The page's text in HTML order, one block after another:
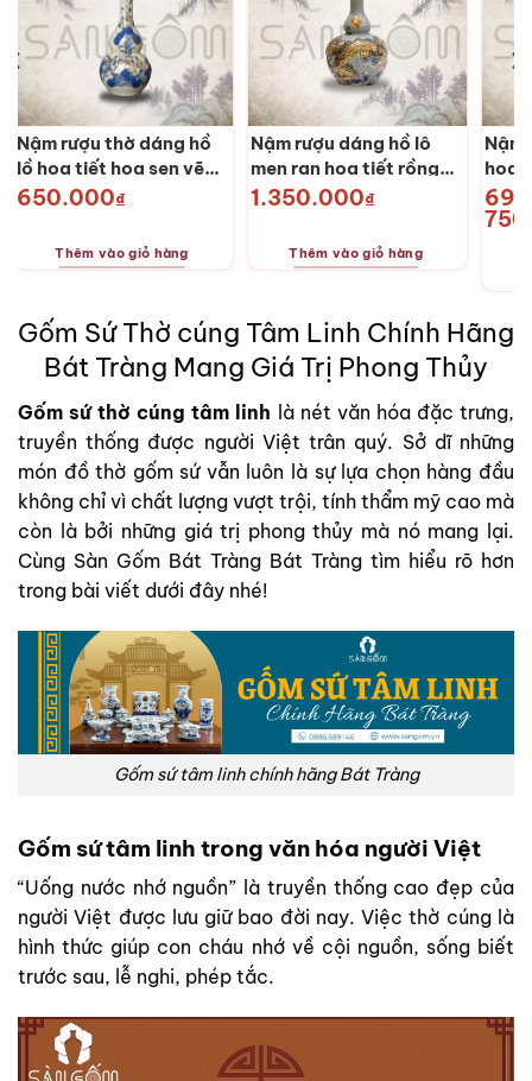
được
chọn
trên
trang
sản
phẩm
được
chọn
trên
trang
sản
phẩm
chọn
trên
trang
sản
phẩm
Nậm rượu thờ dáng hồ
lồ họa tiết hoa sen vẽ
vàng SG-NRT05
650.000₫
Thêm vào giỏ hàng
Nậm rượu dáng hồ lô
men rạn họa tiết rồng
vẽ vàng SG-NRTV09
1.350.000₫
Thêm vào giỏ hàng
Nậm
họa
SG-
phẩm
này
có
nhiều
biến
thể.
Các
tùy
chọn
có
chọn
trang
sản
Gốm Sứ Thờ cúng Tâm Linh Chính Hãng
Bát Tràng Mang Giá Trị Phong Thủy
Gốm sứ thờ cúng tâm linh là nét văn hóa đặc trưng,
truyền thống được người Việt trân quý. Sở dĩ những
món đồ thờ gốm sứ vẫn luôn là sự lựa chọn hàng đầu
không chỉ vì chất lượng vượt trội, tính thẩm mỹ cao mà
còn là bởi những giá trị phong thủy mà nó mang lại.
Cùng Sàn Gốm Bát Tràng Bát Tràng tìm hiểu rõ hơn
trong bài viết dưới đây nhé!
Gốm sứ tâm linh chính hãng Bát Tràng
Gốm sứ tâm linh trong văn hóa người Việt
“Uống nước nhớ nguồn” là truyền thống cao đẹp của
người Việt được lưu giữ bao đời nay. Việc thờ cúng là
hình thức giúp con cháu nhớ về cội nguồn, sống biết
trước sau, lễ nghi, phép tắc.